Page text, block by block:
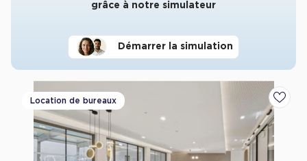
grâce à notre simulateur
Démarrer la simulation
Location de bureaux